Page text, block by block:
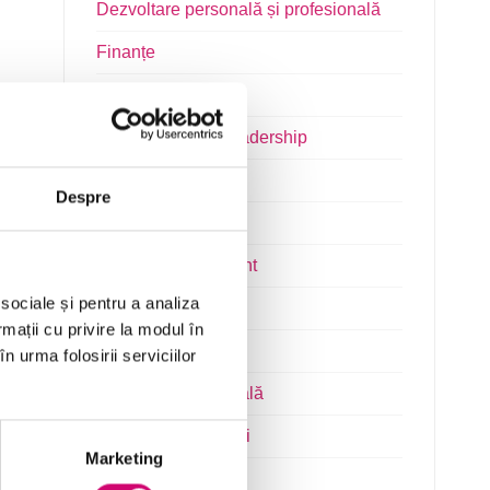
Despre
și pentru a analiza
cu privire la modul în
urma folosirii serviciilor
Marketing
Dezvoltare personală și profesională
Finanțe
Management și Leadership
Project Management
Resurse Umane
Serviciul clienți
Transformare Digitală
Vânzări și negocieri